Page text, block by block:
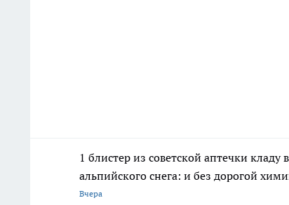
1 блистер из советской аптечки
альпийского снега: и без дорогой
Вчера